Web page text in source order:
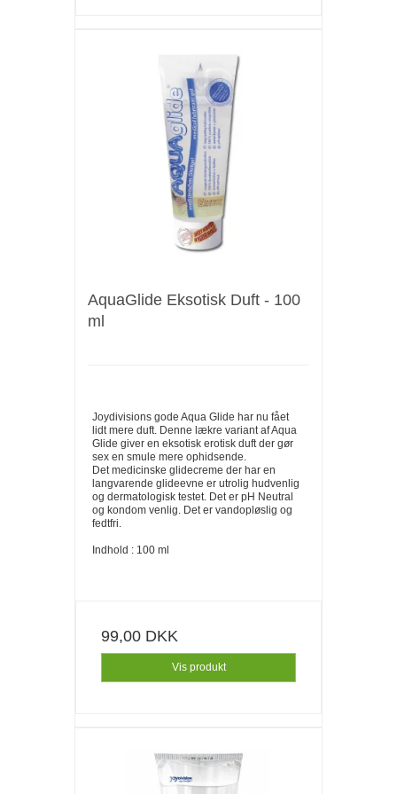
AquaGlide Eksotisk Duft - 100
ml
Joydivisions gode Aqua Glide har nu fået
lidt mere duft. Denne lækre variant af Aqua
Glide giver en eksotisk erotisk duft der gør
sex en smule mere ophidsende.
Det medicinske glidecreme der har en
langvarende glideevne er utrolig hudvenlig
og dermatologisk testet. Det er pH Neutral
og kondom venlig. Det er vandopløslig og
fedtfri.
Indhold : 100 ml
99,00 DKK
Vis produkt